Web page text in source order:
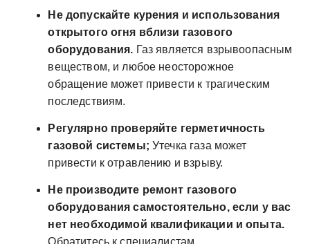
Не допускайте курения и использования
открытого огня вблизи газового
оборудования. Газ является взрывоопасным
веществом, и любое неосторожное
обращение может привести к трагическим
последствиям.
Регулярно проверяйте герметичность
газовой системы; Утечка газа может
привести к отравлению и взрыву.
Не производите ремонт газового
оборудования самостоятельно, если у вас
нет необходимой квалификации и опыта.
Обратитесь к специалистам.